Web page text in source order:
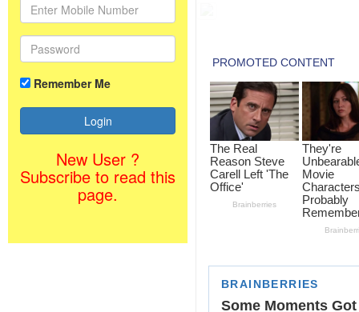
Remember Me
New User ?
Subscribe to read this
page.